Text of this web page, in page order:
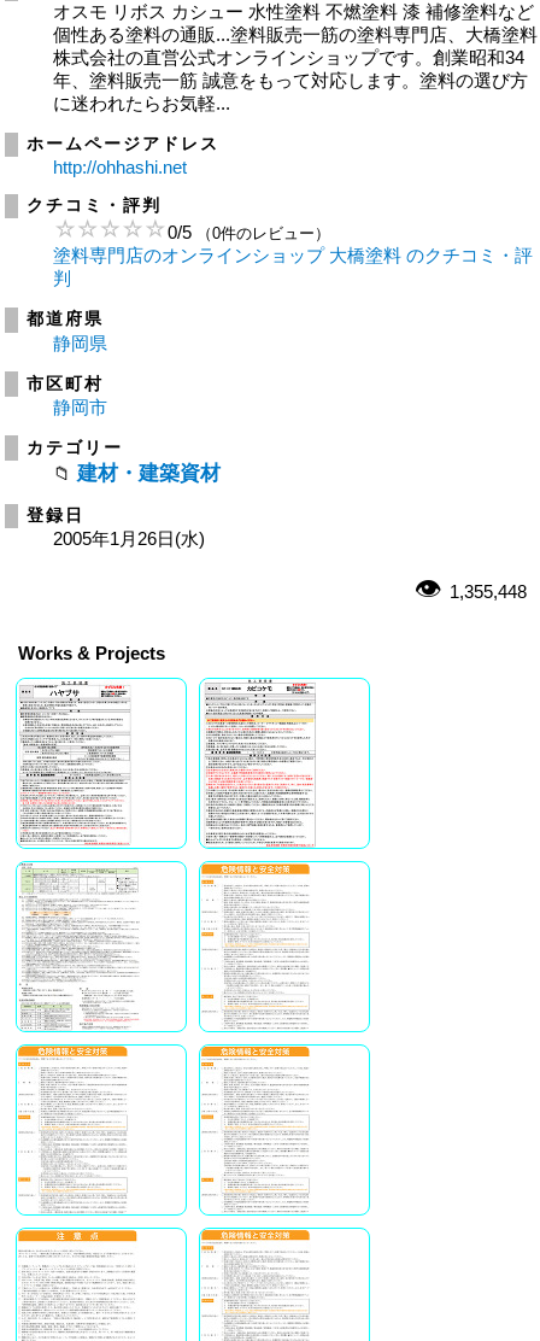
オスモ リボス カシュー 水性塗料 不燃塗料 漆 補修塗料など
個性ある塗料の通販...塗料販売一筋の塗料専門店、大橋塗料
株式会社の直営公式オンラインショップです。創業昭和34
年、塗料販売一筋 誠意をもって対応します。塗料の選び方
に迷われたらお気軽...
ホームページアドレス
http://ohhashi.net
クチコミ・評判
0/5 （0件のレビュー）
塗料専門店のオンラインショップ 大橋塗料 のクチコミ・評
判
都道府県
静岡県
市区町村
静岡市
カテゴリー
建材・建築資材
登録日
2005年1月26日(水)
1,355,448
Works & Projects